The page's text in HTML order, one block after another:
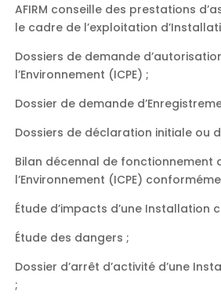
AFIRM conseille des prestations
le cadre de l’exploitation
Dossiers de demande
l’Environnement (ICPE) ;
Dossier de demande
Dossiers de déclaration initiale ou
Bilan décennal de fonctionnement
l’Environnement (ICPE)
Étude d’impacts d’une Installation
Étude des dangers ;
Dossier d’arrêt d’activité d’une
;